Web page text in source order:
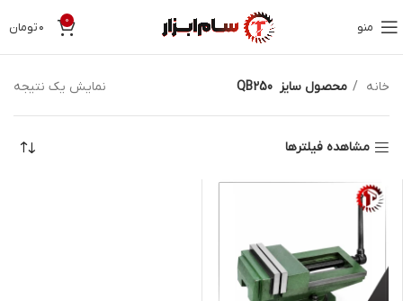
منو 0 ۰تومان
خانه محصول سایز QB250 نمایش یک نتیجه
مشاهده فیلترها